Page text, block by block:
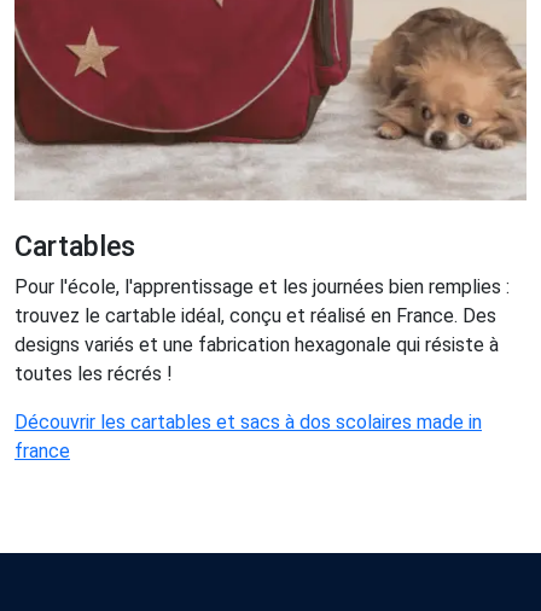
Cartables
Pour l'école, l'apprentissage et les journées bien remplies :
trouvez le cartable idéal, conçu et réalisé en France. Des
designs variés et une fabrication hexagonale qui résiste à
toutes les récrés !
Découvrir les cartables et sacs à dos scolaires made in
france